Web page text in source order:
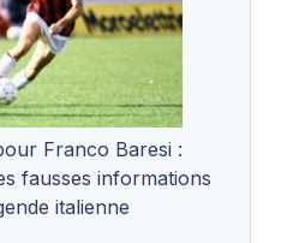
Franco Baresi :
fausses informations
italienne